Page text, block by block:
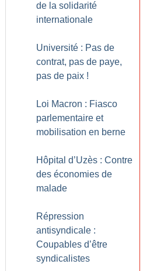
de la solidarité
internationale
Université : Pas de
contrat, pas de paye,
pas de paix !
Loi Macron : Fiasco
parlementaire et
mobilisation en berne
Hôpital d’Uzès : Contre
des économies de
malade
Répression
antisyndicale :
Coupables d’être
syndicalistes